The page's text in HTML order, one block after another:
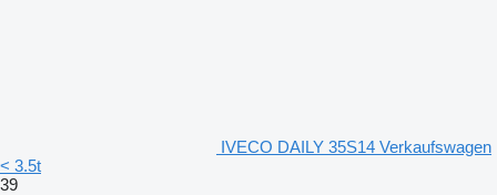
IVECO DAILY 35S14 Verkaufswagen
< 3.5t
39